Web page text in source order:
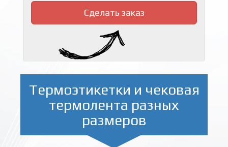
Сделать заказ
Термоэтикетки и чековая
термолента разных
размеров